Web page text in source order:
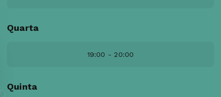
Quarta
19:00 - 20:00
Quinta